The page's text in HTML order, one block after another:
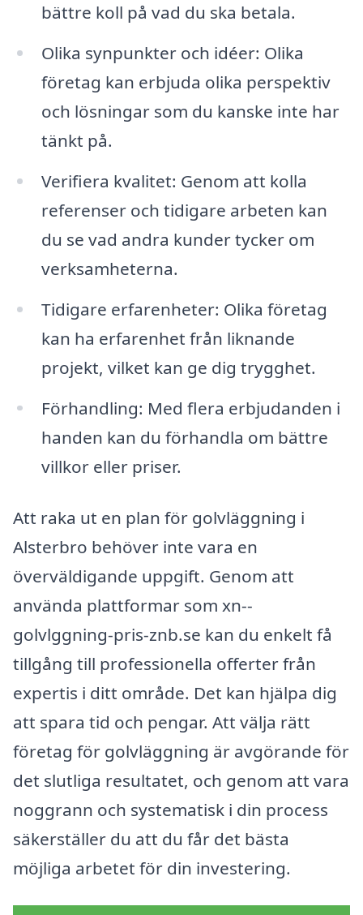
bättre koll på vad du ska betala.
Olika synpunkter och idéer: Olika
företag kan erbjuda olika perspektiv
och lösningar som du kanske inte har
tänkt på.
Verifiera kvalitet: Genom att kolla
referenser och tidigare arbeten kan
du se vad andra kunder tycker om
verksamheterna.
Tidigare erfarenheter: Olika företag
kan ha erfarenhet från liknande
projekt, vilket kan ge dig trygghet.
Förhandling: Med flera erbjudanden i
handen kan du förhandla om bättre
villkor eller priser.
Att raka ut en plan för golvläggning i
Alsterbro behöver inte vara en
överväldigande uppgift. Genom att
använda plattformar som xn--
golvlggning-pris-znb.se kan du enkelt få
tillgång till professionella offerter från
expertis i ditt område. Det kan hjälpa dig
att spara tid och pengar. Att välja rätt
företag för golvläggning är avgörande för
det slutliga resultatet, och genom att vara
noggrann och systematisk i din process
säkerställer du att du får det bästa
möjliga arbetet för din investering.